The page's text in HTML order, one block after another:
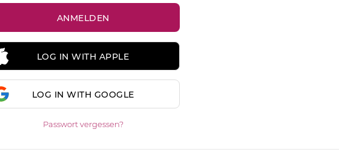
LOG IN WITH APPLE
LOG IN WITH GOOGLE
Passwort vergessen?